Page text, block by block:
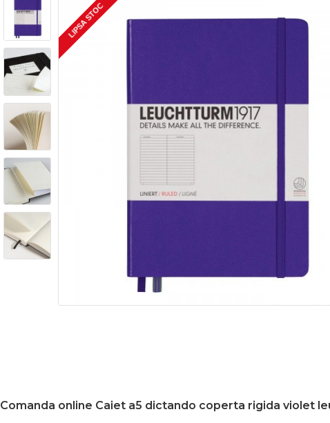
LIPSA STOC
Comanda online Caiet a5 dictando coperta rigida violet